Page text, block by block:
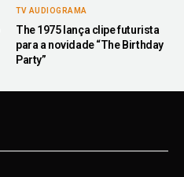
TV AUDIOGRAMA
The 1975 lança clipe futurista
para a novidade “The Birthday
Party”